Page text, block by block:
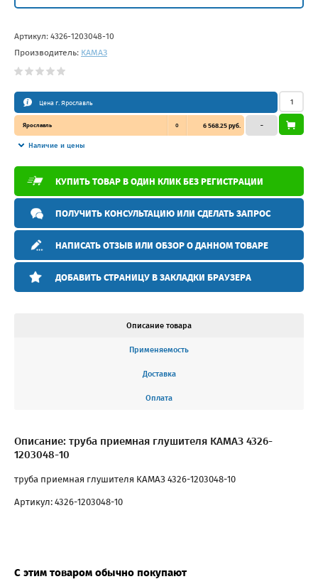
Артикул: 4326-1203048-10
Производитель: КАМАЗ
Цена г. Ярославль
Ярославль 0 6 568.25 руб.
Наличие и цены
–
КУПИТЬ ТОВАР В ОДИН КЛИК БЕЗ РЕГИСТРАЦИИ
ПОЛУЧИТЬ КОНСУЛЬТАЦИЮ ИЛИ СДЕЛАТЬ ЗАПРОС
НАПИСАТЬ ОТЗЫВ ИЛИ ОБЗОР О ДАННОМ ТОВАРЕ
ДОБАВИТЬ СТРАНИЦУ В ЗАКЛАДКИ БРАУЗЕРА
Описание товара
Применяемость
Доставка
Оплата
Описание: труба приемная глушителя КАМАЗ 4326-
1203048-10
труба приемная глушителя КАМАЗ 4326-1203048-10
Артикул: 4326-1203048-10
С этим товаром обычно покупают